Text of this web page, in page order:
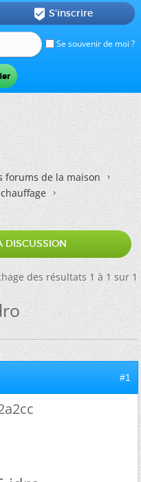
Se souvenir de moi ?
 S'inscrire
forums de la maison
DISCUSSION
des résultats 1 à 1 sur 1
#1